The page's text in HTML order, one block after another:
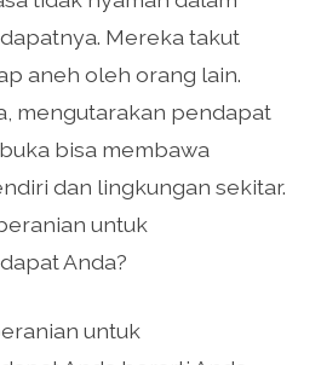
Mereka takut
aneh oleh orang lain.
mengutarakan pendapat
bisa membawa
dan lingkungan sekitar.
untuk
Anda?
untuk